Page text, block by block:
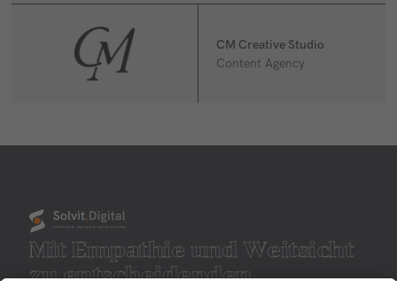
CM Creative Studio
Content Agency
Mit Empathie und Weitsicht
zu entscheidenden